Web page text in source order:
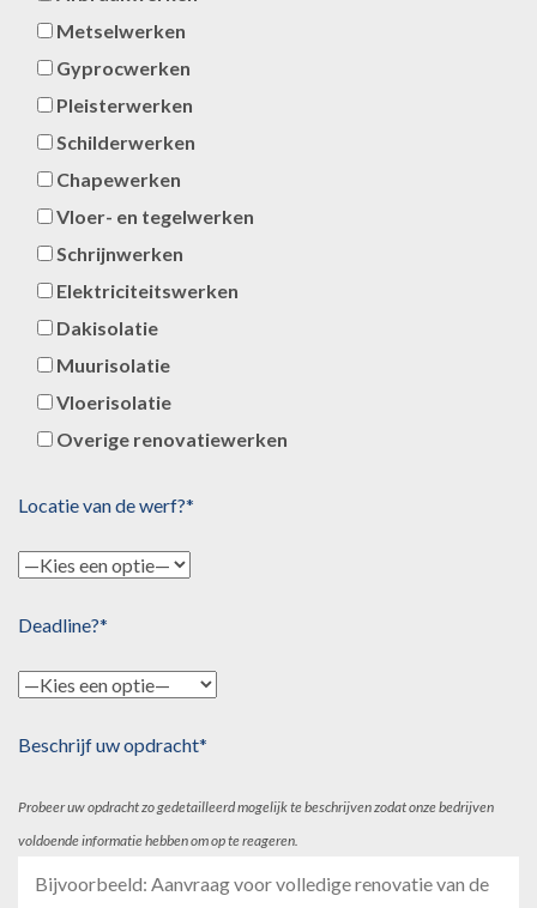
Metselwerken
Gyprocwerken
Pleisterwerken
Schilderwerken
Chapewerken
Vloer- en tegelwerken
Schrijnwerken
Elektriciteitswerken
Dakisolatie
Muurisolatie
Vloerisolatie
Overige renovatiewerken
Locatie van de werf?*
Deadline?*
Beschrijf uw opdracht*
Probeer uw opdracht zo gedetailleerd mogelijk te beschrijven zodat onze bedrijven
voldoende informatie hebben om op te reageren.